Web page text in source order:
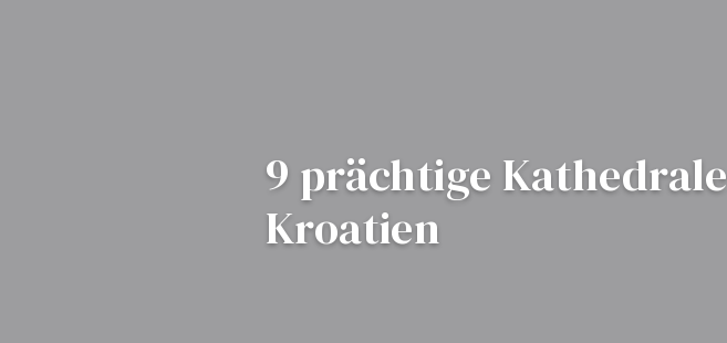
9 prächtige
Kroatien